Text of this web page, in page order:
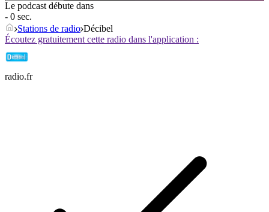
Le podcast débute dans
- 0 sec.
Stations de radio Décibel
Écoutez gratuitement cette radio dans l'application :
radio.fr